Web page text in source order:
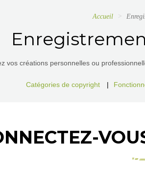
Accueil
vos créations personnelles ou
Catégories de copyright |